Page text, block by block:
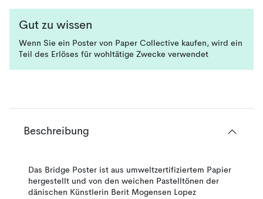
Gut zu wissen
Wenn Sie ein Poster von Paper Collective kaufen, wird ein
Teil des Erlöses für wohltätige Zwecke verwendet
Beschreibung
Das Bridge Poster ist aus umweltzertifiziertem Papier
hergestellt und von den weichen Pastelltönen der
dänischen Künstlerin Berit Mogensen Lopez